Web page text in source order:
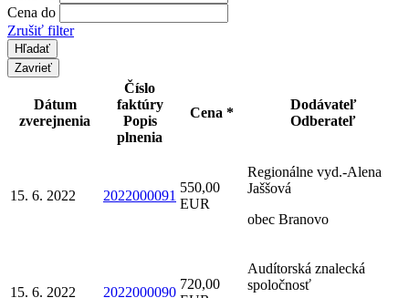
Cena do
Zrušiť filter
Zavrieť
Dátum
zverejnenia
Číslo
faktúry
Popis
plnenia
Cena *
Dodávateľ
Odberateľ
15. 6. 2022 2022000091
550,00
EUR
Regionálne vyd.-Alena
Jaššová
obec Branovo
15. 6. 2022 2022000090
720,00
Audítorská znalecká
spoločnosť